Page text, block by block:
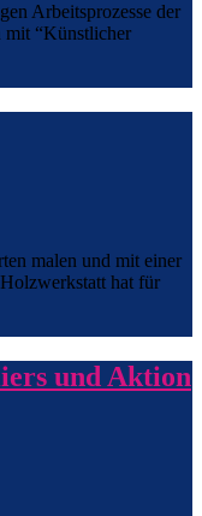
Arbeitsprozesse der
mit “Künstlicher
malen und mit einer
hat für
und Aktion